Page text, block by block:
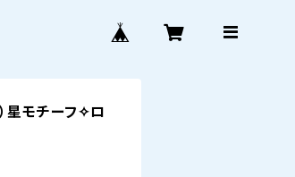
星モチーフ✧ロ